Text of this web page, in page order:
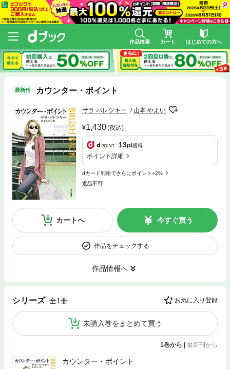
作品検索 カート はじめての方へ
最新刊 カウンター・ポイント
サラ パレツキー 山本 やよい
1,430(税込)
13pt獲得
ポイント詳細
dカード利用でさらにポイント+2%
返品不可
カートへ 今すぐ買う
作品をチェックする
作品情報へ
シリーズ 全1冊 お気に入り登録
未購入巻をまとめて買う
1巻から | 最新刊から
カウンター・ポイント